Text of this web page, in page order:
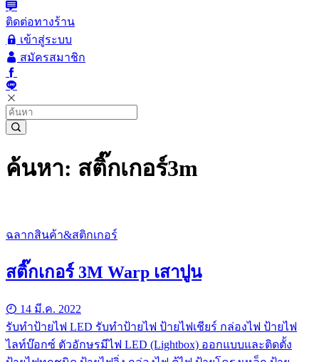
ติดต่อทางร้าน
เข้าสู่ระบบ
สมัครสมาชิก
ค้นหา: สติ๊กเกอร์3m
ฉลากสินค้า&สติกเกอร์
สติ๊กเกอร์ 3M Warp เสาปูน
14 มี.ค. 2022
รับทําป้ายไฟ LED รับทำป้ายไฟ ป้ายไฟเชียร์ กล่องไฟ ป้ายไฟ
ไลท์บ๊อกซ์ ตัวอักษรมีไฟ LED (Lightbox) ออกแบบและติดตั้ง